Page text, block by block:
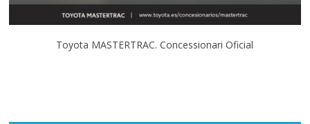
Toyota MASTERTRAC. Concessionari Oficial